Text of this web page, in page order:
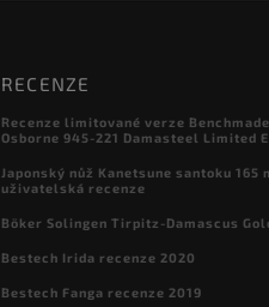
RECENZE
Recenze limitované verze
Osborne 945-221 Damasteel Limited
Japonský nůž Kanetsune santoku 165
uživatelská recenze
Böker Solingen Tirpitz-Damascus
Bestech Irida recenze 2020
Bestech Fanga recenze 2019